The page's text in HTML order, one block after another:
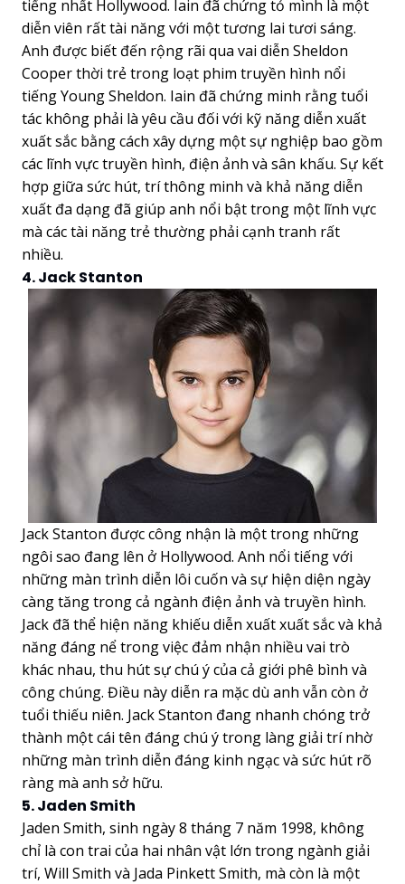
tiếng nhất Hollywood. Iain đã chứng tỏ mình là một
diễn viên rất tài năng với một tương lai tươi sáng.
Anh được biết đến rộng rãi qua vai diễn Sheldon
Cooper thời trẻ trong loạt phim truyền hình nổi
tiếng Young Sheldon. Iain đã chứng minh rằng tuổi
tác không phải là yêu cầu đối với kỹ năng diễn xuất
xuất sắc bằng cách xây dựng một sự nghiệp bao gồm
các lĩnh vực truyền hình, điện ảnh và sân khấu. Sự kết
hợp giữa sức hút, trí thông minh và khả năng diễn
xuất đa dạng đã giúp anh nổi bật trong một lĩnh vực
mà các tài năng trẻ thường phải cạnh tranh rất
nhiều.
4. Jack Stanton
Jack Stanton được công nhận là một trong những
ngôi sao đang lên ở Hollywood. Anh nổi tiếng với
những màn trình diễn lôi cuốn và sự hiện diện ngày
càng tăng trong cả ngành điện ảnh và truyền hình.
Jack đã thể hiện năng khiếu diễn xuất xuất sắc và khả
năng đáng nể trong việc đảm nhận nhiều vai trò
khác nhau, thu hút sự chú ý của cả giới phê bình và
công chúng. Điều này diễn ra mặc dù anh vẫn còn ở
tuổi thiếu niên. Jack Stanton đang nhanh chóng trở
thành một cái tên đáng chú ý trong làng giải trí nhờ
những màn trình diễn đáng kinh ngạc và sức hút rõ
ràng mà anh sở hữu.
5. Jaden Smith
Jaden Smith, sinh ngày 8 tháng 7 năm 1998, không
chỉ là con trai của hai nhân vật lớn trong ngành giải
trí, Will Smith và Jada Pinkett Smith, mà còn là một